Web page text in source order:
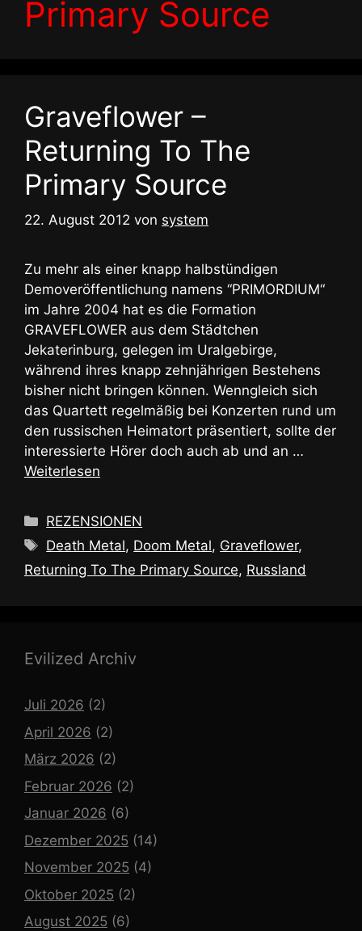
Primary Source
Graveflower –
Returning To The
Primary Source
22. August 2012 von system
Zu mehr als einer knapp halbstündigen
Demoveröffentlichung namens “PRIMORDIUM“
im Jahre 2004 hat es die Formation
GRAVEFLOWER aus dem Städtchen
Jekaterinburg, gelegen im Uralgebirge,
während ihres knapp zehnjährigen Bestehens
bisher nicht bringen können. Wenngleich sich
das Quartett regelmäßig bei Konzerten rund um
den russischen Heimatort präsentiert, sollte der
interessierte Hörer doch auch ab und an …
Weiterlesen
Kategorien
REZENSIONEN
Schlagwörter
Death Metal, Doom Metal, Graveflower,
Returning To The Primary Source, Russland
Evilized Archiv
Juli 2026 (2)
April 2026 (2)
März 2026 (2)
Februar 2026 (2)
Januar 2026 (6)
Dezember 2025 (14)
November 2025 (4)
Oktober 2025 (2)
August 2025 (6)